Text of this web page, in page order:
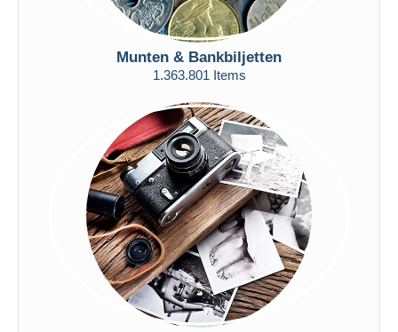
Munten & Bankbiljetten
1.363.801 Items